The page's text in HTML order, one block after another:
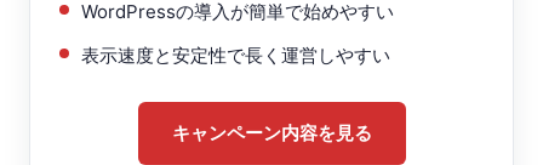
WordPressの導入が簡単で始めやすい
表示速度と安定性で長く運営しやすい
キャンペーン内容を見る